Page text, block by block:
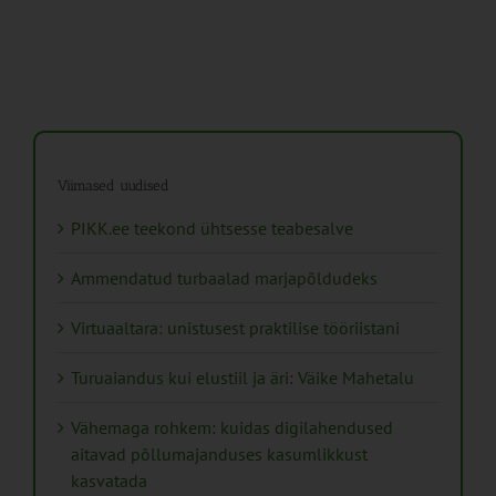
Viimased uudised
PIKK.ee teekond ühtsesse teabesalve
Ammendatud turbaalad marjapõldudeks
Virtuaaltara: unistusest praktilise tööriistani
Turuaiandus kui elustiil ja äri: Väike Mahetalu
Vähemaga rohkem: kuidas digilahendused
aitavad põllumajanduses kasumlikkust
kasvatada